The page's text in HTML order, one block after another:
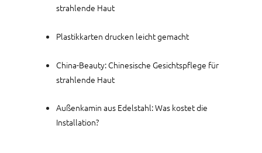
strahlende Haut
Plastikkarten drucken leicht gemacht
China-Beauty: Chinesische Gesichtspflege für
strahlende Haut
Außenkamin aus Edelstahl: Was kostet die
Installation?